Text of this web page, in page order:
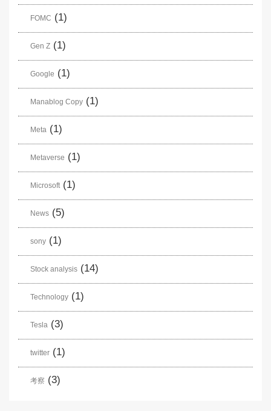
FOMC (1)
Gen Z (1)
Google (1)
Manablog Copy (1)
Meta (1)
Metaverse (1)
Microsoft(1)
News (5)
sony (1)
Stock analysis (14)
Technology (1)
Tesla (3)
twitter (1)
考察 (3)